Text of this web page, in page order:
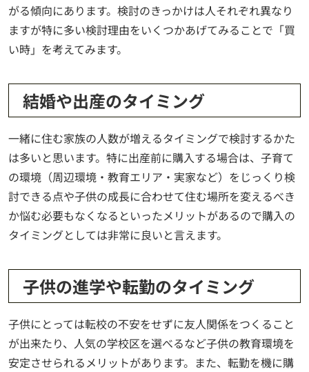
がる傾向にあります。検討のきっかけは人それぞれ異なり
ますが特に多い検討理由をいくつかあげてみることで「買
い時」を考えてみます。
結婚や出産のタイミング
一緒に住む家族の人数が増えるタイミングで検討するかた
は多いと思います。特に出産前に購入する場合は、子育て
の環境（周辺環境・教育エリア・実家など）をじっくり検
討できる点や子供の成長に合わせて住む場所を変えるべき
か悩む必要もなくなるといったメリットがあるので購入の
タイミングとしては非常に良いと言えます。
子供の進学や転勤のタイミング
子供にとっては転校の不安をせずに友人関係をつくること
が出来たり、人気の学校区を選べるなど子供の教育環境を
安定させられるメリットがあります。また、転勤を機に購